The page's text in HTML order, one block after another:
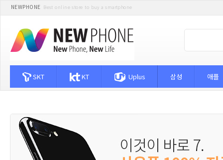
NEWPHONE Best online store to buy a smartphone
SKT KT Uplus 삼성 애플